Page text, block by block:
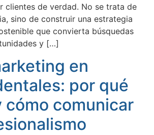
clientes de verdad. No se trata de
sino de construir una estrategia
que convierta búsquedas
y […]
en
por qué
cómo comunicar